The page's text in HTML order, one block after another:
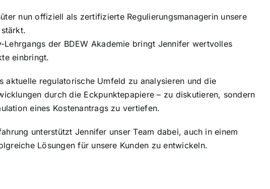
nun offiziell als zertifizierte Regulierungsmanagerin unsere
der BDEW Akademie bringt Jennifer wertvolles
einbringt.
aktuelle regulatorische Umfeld zu analysieren und die
durch die Eckpunktepapiere – zu diskutieren, sondern
eines Kostenantrags zu vertiefen.
unterstützt Jennifer unser Team dabei, auch in einem
Lösungen für unsere Kunden zu entwickeln.